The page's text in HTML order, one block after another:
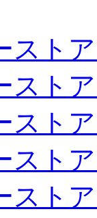
スト
スト
スト
スト
スト